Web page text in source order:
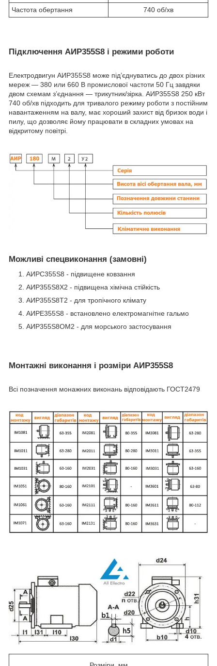
Частота обертання 740 об/хв
Підключення АИР355S8 і режими роботи
Електродвигун АИР355S8 може під’єднуватись до двох різних
мереж — 380 или 660 В промислової частоти 50 Гц завдяки
двом схемам з’єднання — трикутник/зірка. АИР355S8 250 кВт
740 об/хв підходить для тривалого режиму роботи з постійним
навантаженням на валу, має хороший захист від бризок води і
пилу, що дозволяє йому працювати в складних умовах на
відкритому повітрі.
Можливі спецвиконання (замовні)
АИРС355S8 - підвищене ковзання
АИР355S8Х2 - підвищена хімічна стійкість
АИР355S8Т2 - для тропічного клімату
АИРЕ355S8 - встановлено електромагнітне гальмо
АИР355S8ОМ2 - для морського застосування
Монтажні виконання і розміри АИР355S8
Всі позначення монажних виконань відповідають ГОСТ2479